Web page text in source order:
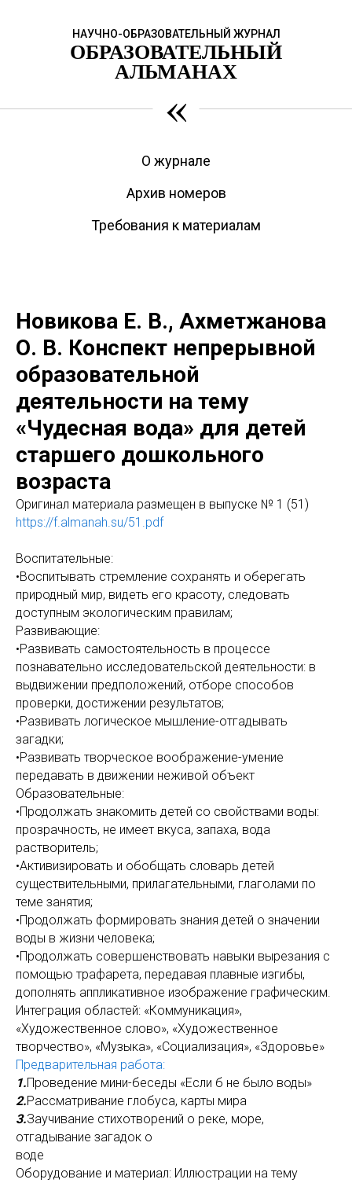
НАУЧНО-ОБРАЗОВАТЕЛЬНЫЙ ЖУРНАЛ
ОБРАЗОВАТЕЛЬНЫЙ
АЛЬМАНАХ
«
О журнале
Архив номеров
Требования к материалам
Новикова Е. В., Ахметжанова
О. В. Конспект непрерывной
образовательной
деятельности на тему
«Чудесная вода» для детей
старшего дошкольного
возраста
Оригинaл материала размещен в выпуске № 1 (51)
https://f.almanah.su/51.pdf
Воспитательные:
•Воспитывать стремление сохранять и оберегать
природный мир, видеть его красоту, следовать
доступным экологическим правилам;
Развивающие:
•Развивать самостоятельность в процессе
познавательно ­исследовательской деятельности: в
выдвижении предположений, отборе способов
проверки, достижении результатов;
•Развивать логическое мышление-отгадывать
загадки;
•Развивать творческое воображение-умение
передавать в движении неживой объект
Образовательные:
•Продолжать знакомить детей со свойствами воды:
прозрачность, не имеет вкуса, запаха, вода
растворитель;
•Активизировать и обобщать словарь детей
существительными, прилагательными, глаголами по
теме занятия;
•Продолжать формировать знания детей о значении
воды в жизни человека;
•Продолжать совершенствовать навыки вырезания с
помощью трафарета, передавая плавные изгибы,
дополнять аппликативное изображение графическим.
Интеграция областей: «Коммуникация»,
«Художественное слово», «Художественное
творчество», «Музыка», «Социализация», «Здоровье»
Предварительная работа:
1.Проведение мини-беседы «Если б не было воды»
2.Рассматривание глобуса, карты мира
3.Заучивание стихотворений о реке, море,
отгадывание загадок о
воде
Оборудование и материал: Иллюстрации на тему